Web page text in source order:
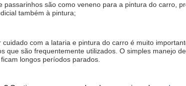
passarinhos são como veneno para a pintura do carro,
também à pintura;
cuidado com a lataria e pintura do carro é muito
que são frequentemente utilizados. O simples manejo
longos períodos parados.